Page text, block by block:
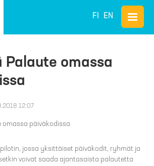
FI EN
Palaute omassa
12:07
jossa yksittäiset päiväkodit, ryhmät ja
voivat saada ajantasaista palautetta